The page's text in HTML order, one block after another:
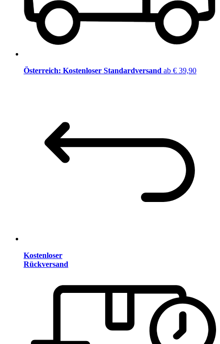
Österreich: Kostenloser Standardversand ab € 39,90
Kostenloser
Rückversand